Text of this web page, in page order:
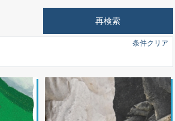
条件クリア